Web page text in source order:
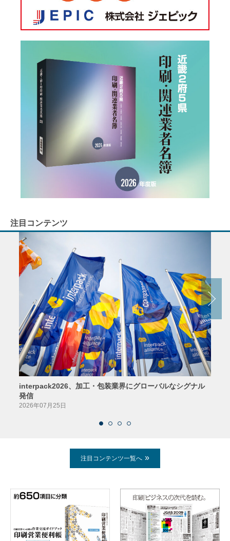
注目コンテンツ
interpack2026、加工・包装業界にグローバルなシグナル
発信
2026年07月25日
注目コンテンツ一覧へ